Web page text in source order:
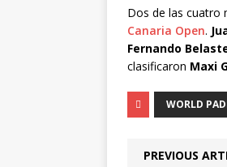
Dos de las cuatro
Canaria Open.
Fernando
clasificaron Maxi
WORLD
PREVIOUS